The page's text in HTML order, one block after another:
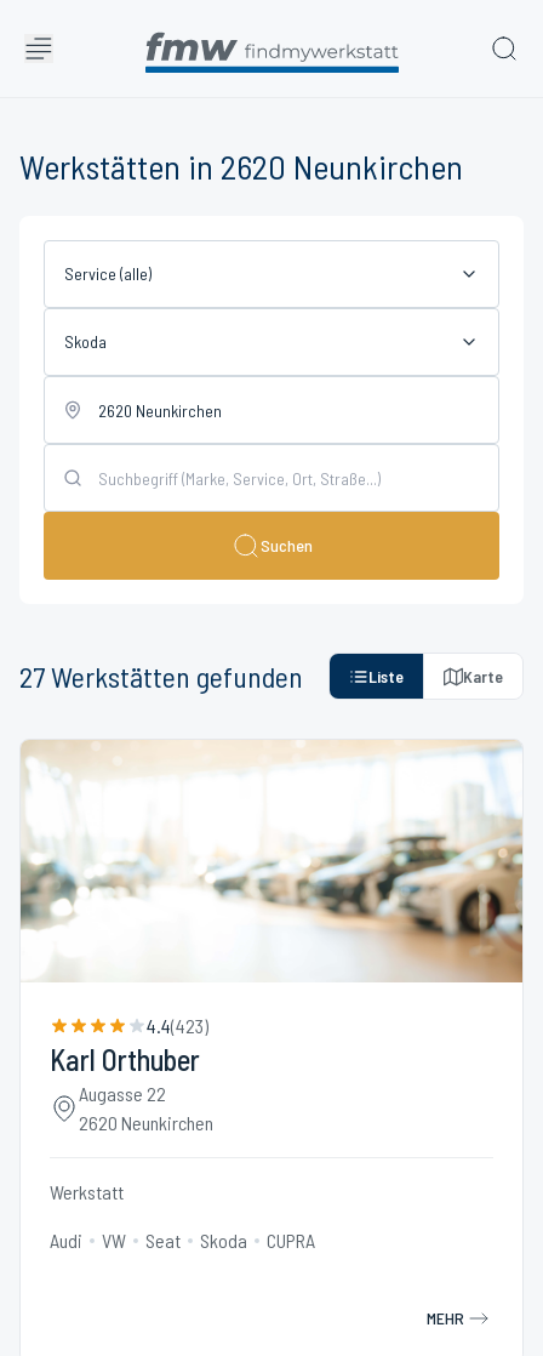
Werkstätten in 2620 Neunkirchen
Service (alle)
Skoda
Suchen
27Werkstätten gefunden Liste Karte
4.4(423)
Karl Orthuber
Augasse 22
2620 Neunkirchen
Werkstatt
Audi VW Seat Skoda CUPRA
MEHR